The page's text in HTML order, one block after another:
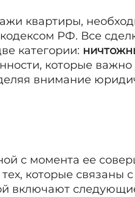
квартиры,
РФ. Все
категории:
которые
внимание
с момента ее
которые связаны
включают